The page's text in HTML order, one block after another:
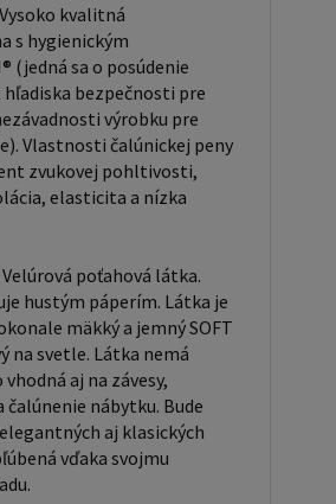
Vysoko kvalitná
s hygienickým
(jedná sa o posúdenie
bezpečnosti pre
výrobku pre
Vlastnosti čalúnickej peny
zvukovej pohltivosti,
elasticita a nízka
Velúrová poťahová látka.
hustým páperím. Látka je
mäkký a jemný SOFT
na svetle. Látka nemá
aj na závesy,
čalúnenie nábytku. Bude
aj klasických
vďaka svojmu